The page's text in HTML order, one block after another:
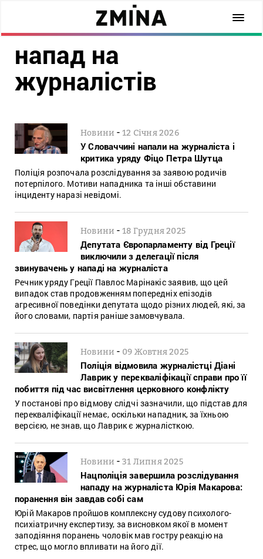
напад на
журналістів
Новини -12 Січня 2026
У Словаччині напали на журналіста і
критика уряду Фіцо Петра Шутца
Поліція розпочала розслідування за заявою родичів
потерпілого. Мотиви нападника та інші обставини
інциденту наразі невідомі.
Новини -18 Грудня 2025
Депутата Європарламенту від Греції
виключили з делегації після
звинувачень у нападі на журналіста
Речник уряду Греції Павлос Марінакіс заявив, що цей
випадок став продовженням попередніх епізодів
агресивної поведінки депутата щодо різних людей, які, за
його словами, партія раніше замовчувала.
Новини - 09 Жовтня 2025
Поліція відмовила журналістці Діані
Лаврик у перекваліфікації справи про її
побиття під час висвітлення церковного конфлікту
У постанові про відмову слідчі зазначили, що підстав для
перекваліфікації немає, оскільки нападник, за їхньою
версією, не знав, що Лаврик є журналісткою.
Новини -31 Липня 2025
Нацполіція завершила розслідування
нападу на журналіста Юрія Макарова:
поранення він завдав собі сам
Юрій Макаров пройшов комплексну судову психолого-
психіатричну експертизу, за висновком якої в момент
заподіяння поранень чоловік мав гостру реакцію на
стрес, що могло впливати на його дії.